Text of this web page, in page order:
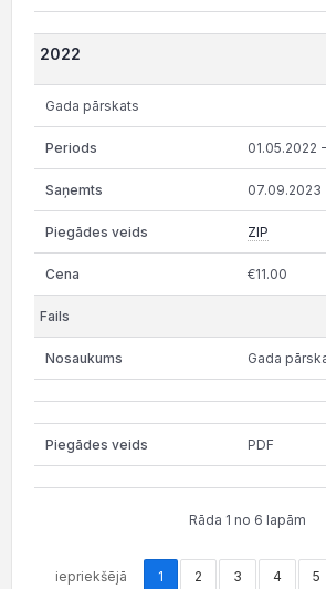
2022
Gada pārskats
01.05.2022
07.09.2023
ZIP
€11.00
Gada
PDF
Rāda 1 no 6 lapām
iepriekšējā 1 2 3 4 5